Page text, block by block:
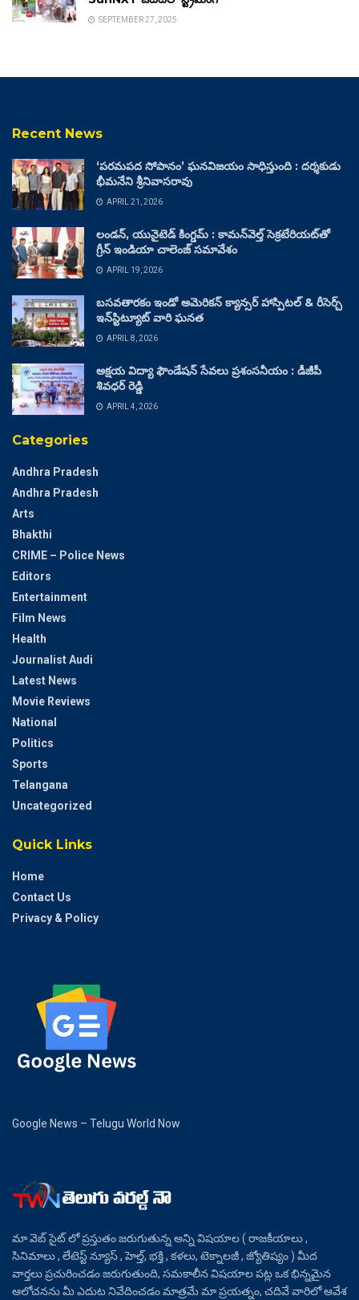
SEPTEMBER 27, 2025
Recent News
‘పరమపద సోపానం’ ఘనవిజయం సాధిస్తుంది : దర్శకుడు
భీమనేని శ్రీనివాసరావు
APRIL 21, 2026
లండన్, యునైటెడ్ కింగ్డమ్ : కామన్‌వెల్త్ సెక్రటేరియట్‌తో
గ్రీన్ ఇండియా చాలెంజ్ సమావేశం
APRIL 19, 2026
బసవతారకం ఇండో అమెరికన్ క్యాన్సర్ హాస్పిటల్ & రీసెర్చ్
ఇన్‌స్టిట్యూట్ వారి ఘనత
APRIL 8, 2026
అక్షయ విద్యా ఫౌండేషన్ సేవలు ప్రశంసనీయం : డీజీపీ
శివధర్ రెడ్డి
APRIL 4, 2026
Categories
Andhra Pradesh
Andhra Pradesh
Arts
Bhakthi
CRIME – Police News
Editors
Entertainment
Film News
Health
Journalist Audi
Latest News
Movie Reviews
National
Politics
Sports
Telangana
Uncategorized
Quick Links
Home
Contact Us
Privacy & Policy
Google News – Telugu World Now
మా వెబ్ సైట్ లో ప్రస్తుతం జరుగుతున్న అన్ని విషయాల ( రాజకీయాలు ,
సినిమాలు , లేటెస్ట్ న్యూస్ , హెల్త్, భక్తి , కళలు, టెక్నాలజీ , జ్యోతిష్యం ) మీద
వార్తలు ప్రచురించడం జరుగుతుంది, సమకాలీన విషయాల పట్ల ఒక భిన్నమైన
ఆలోచనను మీ ఎదుట నివేదించడం మాత్రమే మా ప్రయత్నం, చదివే వారిలో ఆవేశ